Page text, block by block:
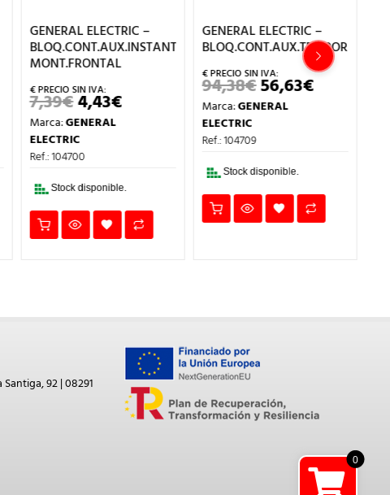
GENERAL ELECTRIC –
BLOQ.CONT.AUX.INSTANT.1NA
MONT.FRONTAL
7,39€EL
PRECIO
ORIGINAL
ERA:
7,39€.
4,43€EL
PRECIO
Marca:GENERAL
ELECTRIC
Ref.: 104700
Stock disponible.
GENERAL ELECTRIC –
94,38€EL
PRECIO
ORIGINAL
56,63€EL
PRECIO
Marca:GENERAL
ELECTRIC
Ref.: 104709
Stock disponible.
92 | 08291
0